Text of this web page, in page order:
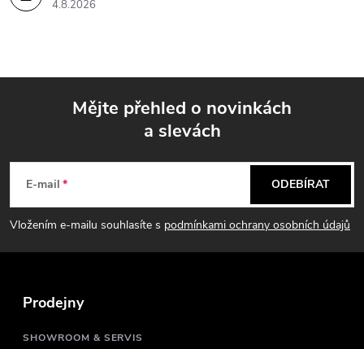
4.8.2026
p
a
Mějte přehled o novinkách
a slevách
E-mail
Vložením e-mailu souhlasíte s podmínkami ochrany osobních údajů
ODEBÍRAT
Prodejny
SHOWROOM & SERVIS